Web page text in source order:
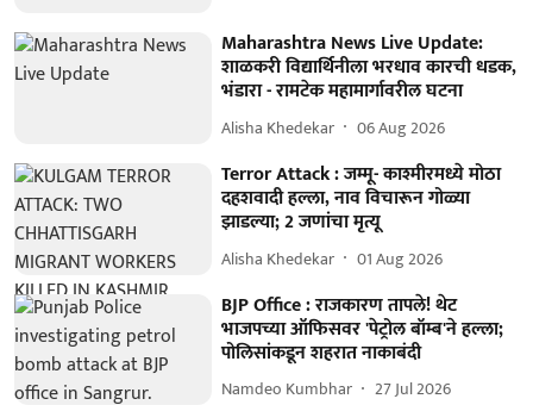
Maharashtra News Live Update:
शाळकरी विद्यार्थिनीला भरधाव कारची धडक,
भंडारा - रामटेक महामार्गावरील घटना
Alisha Khedekar 06 Aug 2026
Terror Attack : जम्मू- काश्मीरमध्ये मोठा
दहशवादी हल्ला, नाव विचारून गोळ्या
झाडल्या; 2 जणांचा मृत्यू
Alisha Khedekar 01 Aug 2026
BJP Office : राजकारण तापले! थेट
भाजपच्या ऑफिसवर 'पेट्रोल बॉम्ब'ने हल्ला;
पोलिसांकडून शहरात नाकाबंदी
Namdeo Kumbhar 27 Jul 2026